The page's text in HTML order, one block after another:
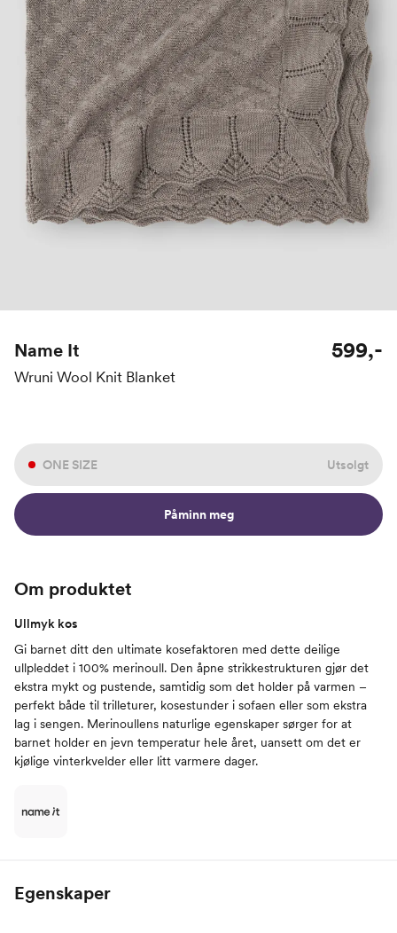
Name It
Wruni Wool Knit Blanket
599,-
ONE SIZE Utsolgt
Påminn meg
Om produktet
Ullmyk kos
Gi barnet ditt den ultimate kosefaktoren med dette deilige
ullpleddet i 100% merinoull. Den åpne strikkestrukturen gjør det
ekstra mykt og pustende, samtidig som det holder på varmen –
perfekt både til trilleturer, kosestunder i sofaen eller som ekstra
lag i sengen. Merinoullens naturlige egenskaper sørger for at
barnet holder en jevn temperatur hele året, uansett om det er
kjølige vinterkvelder eller litt varmere dager.
Egenskaper